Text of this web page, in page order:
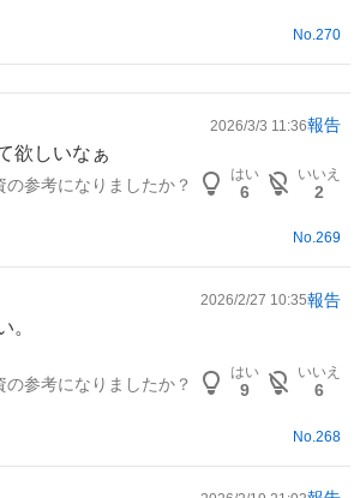
No. 270
2026/3/3 11:36報告
欲しいなぁ
の参考になりましたか？
はい
6
いいえ
2
No.269
2026/2/27 10:35報告
。
の参考になりましたか？
はい
9
いいえ
6
No. 268